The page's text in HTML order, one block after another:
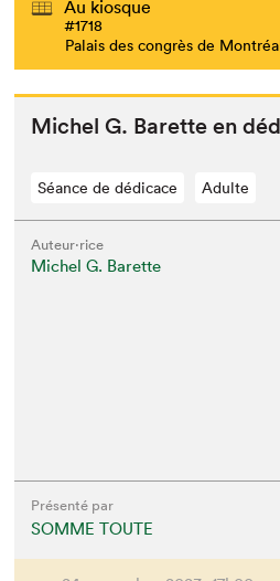
Au kiosque
#1718
Palais des congrès de
Michel G. Barette en
Séance de dédicace Adulte
Auteur·rice
Michel G. Barette
Présenté par
SOMME TOUTE